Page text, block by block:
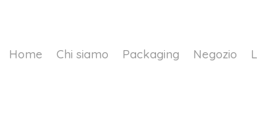
Home Chi siamo Packaging Negozio